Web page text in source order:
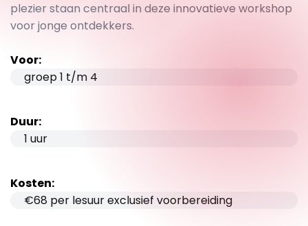
plezier staan centraal in deze innovatieve workshop
voor jonge ontdekkers.
Voor:
groep 1 t/m 4
Duur:
1 uur
Kosten:
€68 per lesuur exclusief voorbereiding